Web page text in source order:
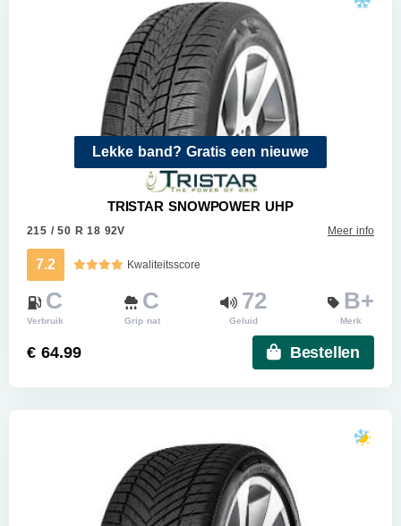
Lekke band? Gratis een nieuwe
TRISTAR SNOWPOWER UHP
215 / 50 R 18 92V Meer info
7.2 Kwaliteitsscore
C
Verbruik
C
Grip nat
72
Geluid
B+
Merk
€ 64.99 Bestellen